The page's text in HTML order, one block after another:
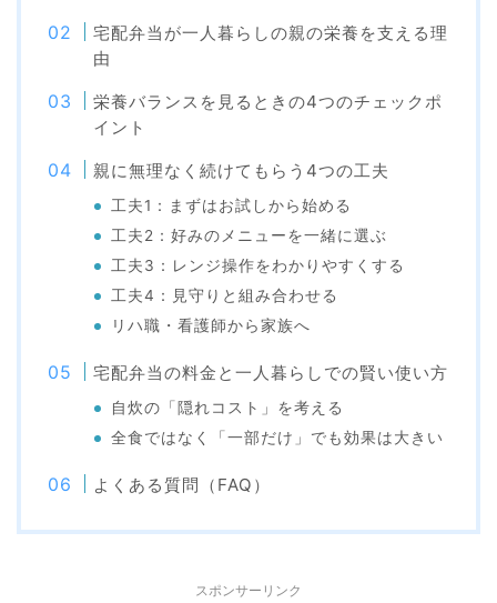
宅配弁当が一人暮らしの親の栄養を支える理
由
栄養バランスを見るときの4つのチェックポ
イント
親に無理なく続けてもらう4つの工夫
工夫1：まずはお試しから始める
工夫2：好みのメニューを一緒に選ぶ
工夫3：レンジ操作をわかりやすくする
工夫4：見守りと組み合わせる
リハ職・看護師から家族へ
宅配弁当の料金と一人暮らしでの賢い使い方
自炊の「隠れコスト」を考える
全食ではなく「一部だけ」でも効果は大きい
よくある質問（FAQ）
スポンサーリンク